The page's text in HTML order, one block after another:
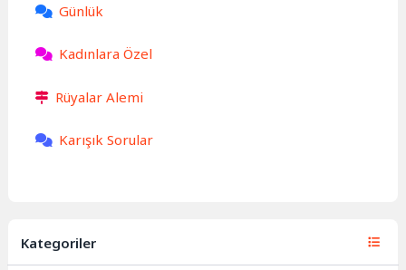
Günlük
Kadınlara Özel
Rüyalar Alemi
Karışık Sorular
Kategoriler